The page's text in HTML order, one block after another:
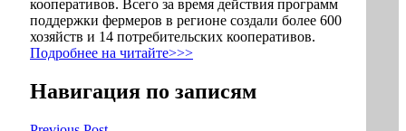
кооперативов. Всего за время действия программ
поддержки фермеров в регионе создали более 600
хозяйств и 14 потребительских кооперативов.
Подробнее на читайте>>>
Навигация по записям